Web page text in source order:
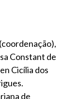
Constant de
Cicília dos
de